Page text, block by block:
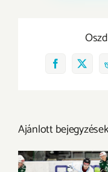
Facebook
X
Ajánlott